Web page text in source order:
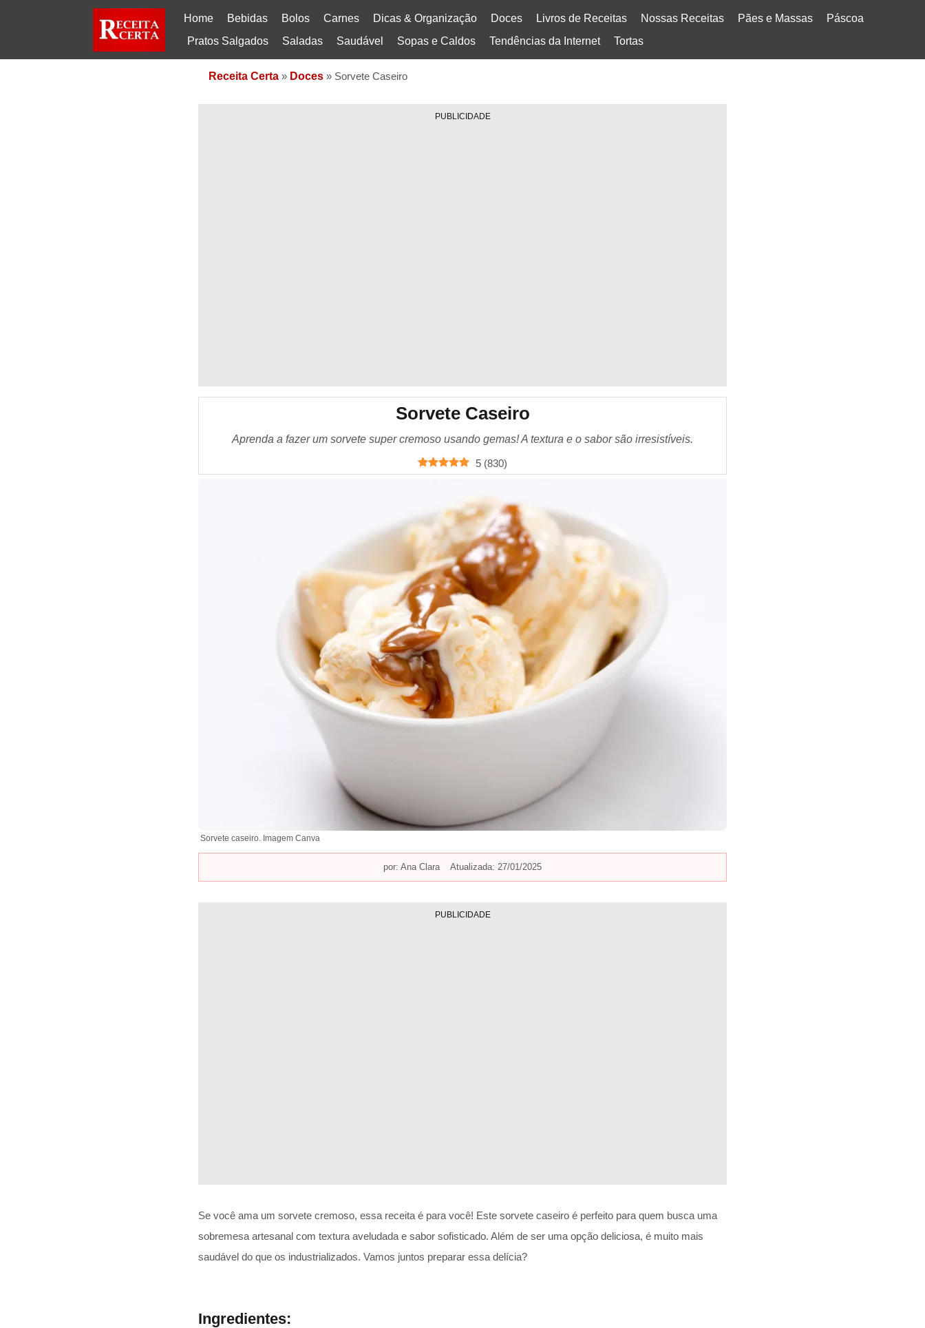
Home Bebidas Bolos Carnes Dicas & Organização Doces Livros de Receitas Nossas Receitas Pães e Massas
Páscoa
Pratos Salgados
Saladas Saudável Sopas e Caldos Tendências da Internet Tortas
Receita Certa » Doces » Sorvete Caseiro
PUBLICIDADE
Sorvete Caseiro
Aprenda a fazer um sorvete super cremoso usando gemas! A textura e o sabor são irresistíveis.
5 (830)
Sorvete caseiro. Imagem Canva
por: Ana Clara Atualizada: 27/01/2025
PUBLICIDADE
Se você ama um sorvete cremoso, essa receita é para você! Este sorvete caseiro é perfeito para quem busca uma
sobremesa artesanal com textura aveludada e sabor sofisticado. Além de ser uma opção deliciosa, é muito mais
saudável do que os industrializados. Vamos juntos preparar essa delícia?
Ingredientes: